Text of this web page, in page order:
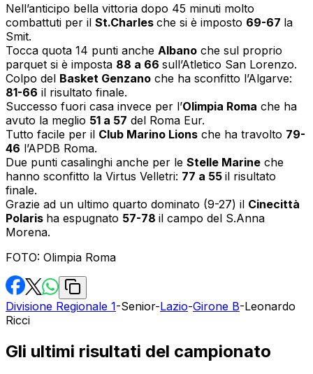
Nell’anticipo bella vittoria dopo 45 minuti molto
combattuti per il St.Charles che si è imposto 69-67 la
Smit.
Tocca quota 14 punti anche Albano che sul proprio
parquet si è imposta 88 a 66 sull’Atletico San Lorenzo.
Colpo del Basket Genzano che ha sconfitto l’Algarve:
81-66 il risultato finale.
Successo fuori casa invece per l’Olimpia Roma che ha
avuto la meglio 51 a 57 del Roma Eur.
Tutto facile per il Club Marino Lions che ha travolto 79-
46 l’APDB Roma.
Due punti casalinghi anche per le Stelle Marine che
hanno sconfitto la Virtus Velletri: 77 a 55 il risultato
finale.
Grazie ad un ultimo quarto dominato (9-27) il Cinecittà
Polaris ha espugnato 57-78 il campo del S.Anna
Morena.
FOTO: Olimpia Roma
Divisione Regionale 1-Senior-Lazio-Girone B-Leonardo
Ricci
Gli ultimi risultati del campionato